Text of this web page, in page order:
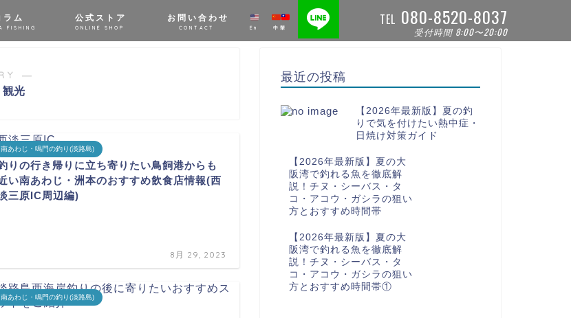
ラム
FISHING
公式ストア
ONLINE SHOP
お問い合わせ
CONTACT En 中華
TEL 080-8520-8037
受付時間 8:00〜20:00
―
観光
南あわじ・鳴門の釣り(淡路島)
りの行き帰りに立ち寄りたい鳥飼港からも
い南あわじ・洲本のおすすめ飲食店情報(西
三原IC周辺編)
8月 29, 2023
南あわじ・鳴門の釣り(淡路島)
最近の投稿
【2026年最新版】夏の釣
りで気を付けたい熱中症・
日焼け対策ガイド
【2026年最新版】夏の大
阪湾で釣れる魚を徹底解
説！チヌ・シーバス・タ
コ・アコウ・ガシラの狙い
方とおすすめ時間帯
【2026年最新版】夏の大
阪湾で釣れる魚を徹底解
説！チヌ・シーバス・タ
コ・アコウ・ガシラの狙い
方とおすすめ時間帯①